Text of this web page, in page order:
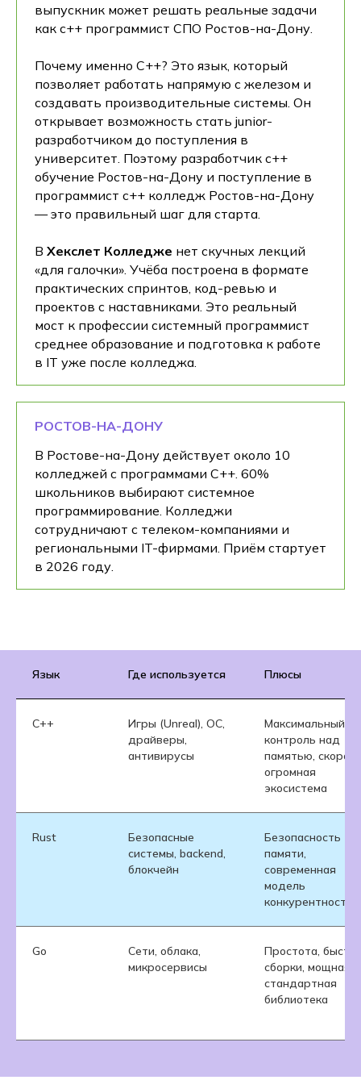
выпускник может решать реальные задачи
как c++ программист СПО Ростов-на-Дону.
Почему именно C++? Это язык, который
позволяет работать напрямую с железом и
создавать производительные системы. Он
открывает возможность стать junior-
разработчиком до поступления в
университет. Поэтому разработчик c++
обучение Ростов-на-Дону и поступление в
программист c++ колледж Ростов-на-Дону
— это правильный шаг для старта.
В Хекслет Колледже нет скучных лекций
«для галочки». Учёба построена в формате
практических спринтов, код-ревью и
проектов с наставниками. Это реальный
мост к профессии системный программист
среднее образование и подготовка к работе
в IT уже после колледжа.
РОСТОВ-НА-ДОНУ
В Ростове-на-Дону действует около 10
колледжей с программами C++. 60%
школьников выбирают системное
программирование. Колледжи
сотрудничают с телеком-компаниями и
региональными IT-фирмами. Приём стартует
в 2026 году.
Язык Где используется Плюсы
C++
Игры (Unreal), ОС,
драйверы,
антивирусы
Максимальный
контроль над
памятью,
огромная
экосистема
Rust
Безопасные
системы, backend,
блокчейн
Безопасность
памяти,
современная
модель
конкурентности
Go
Сети, облака,
микросервисы
Простота,
сборки, мощная
стандартная
библиотека